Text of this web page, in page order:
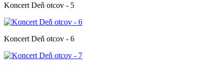
Koncert Deň otcov - 5
Koncert Deň otcov - 6